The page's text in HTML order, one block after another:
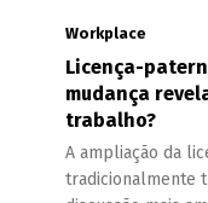
Workplace
Licença-
mudança
trabalho?
A ampliação da
tradicionalmente